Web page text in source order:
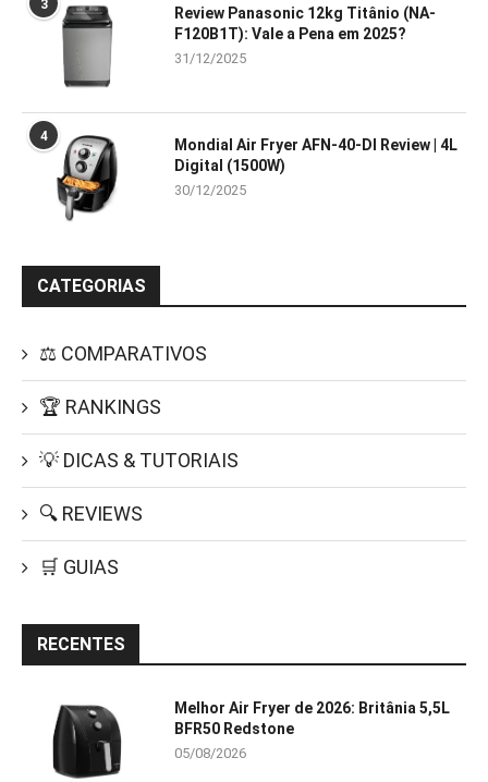
3
Review Panasonic 12kg Titânio (NA-
F120B1T): Vale a Pena em 2025?
31/12/2025
4
Mondial Air Fryer AFN-40-DI Review | 4L
Digital (1500W)
30/12/2025
CATEGORIAS
⚖️ COMPARATIVOS
🏆 RANKINGS
💡 DICAS & TUTORIAIS
🔍 REVIEWS
🛒 GUIAS
RECENTES
Melhor Air Fryer de 2026: Britânia 5,5L
BFR50 Redstone
05/08/2026